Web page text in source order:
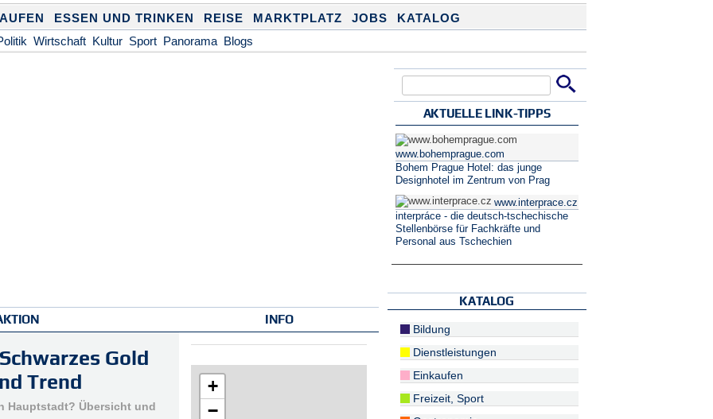
ESSEN UND TRINKEN REISE MARKTPLATZ JOBS
KATALOG
Wirtschaft Kultur Sport Panorama Blogs
Gold
Trend
Hauptstadt? Übersicht und
INFO
+
−
AKTUELLE LINK-TIPPS
www.bohemprague.com
Bohem Prague Hotel: das junge
Designhotel im Zentrum von Prag
www.interprace.cz
interpráce - die deutsch-tschechische
Stellenbörse für Fachkräfte und
Personal aus Tschechien
KATALOG
Bildung
Dienstleistungen
Einkaufen
Freizeit, Sport